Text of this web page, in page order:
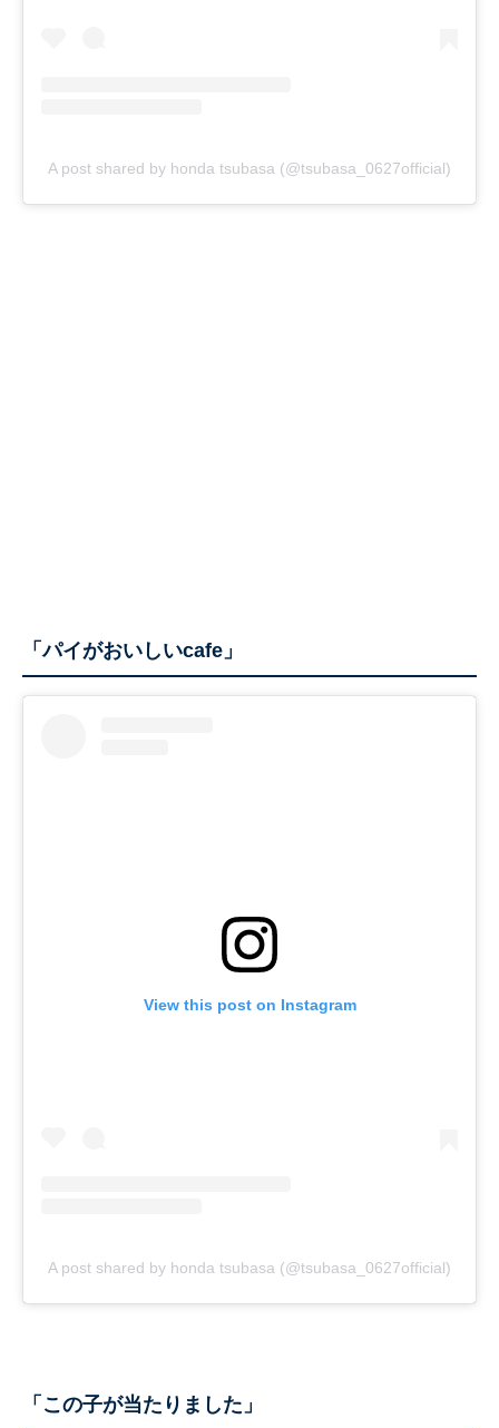
A post shared by honda tsubasa (@tsubasa_0627official)
「パイがおいしいcafe」
View this post on Instagram
A post shared by honda tsubasa (@tsubasa_0627official)
「この子が当たりました」